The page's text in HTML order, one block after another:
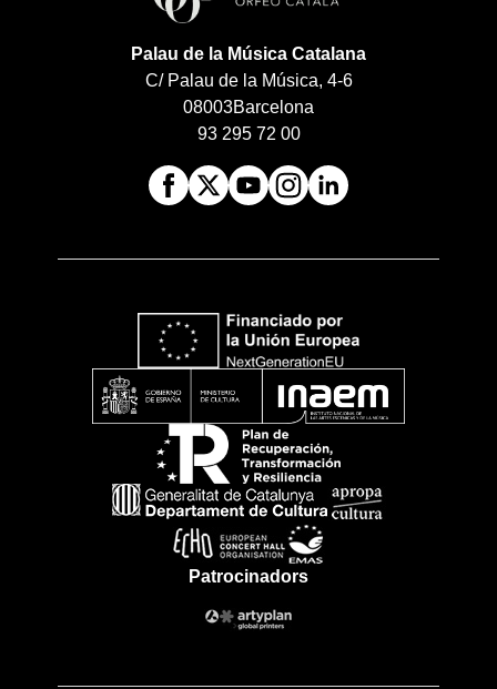
Palau de la Música Catalana
C/ Palau de la Música, 4-6
08003Barcelona
93 295 72 00
Patrocinadors